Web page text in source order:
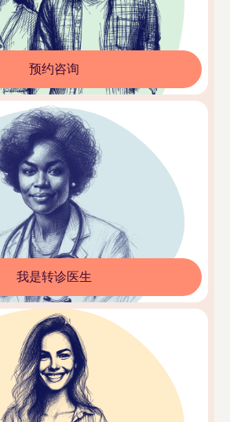
预约咨询
我是转诊医生